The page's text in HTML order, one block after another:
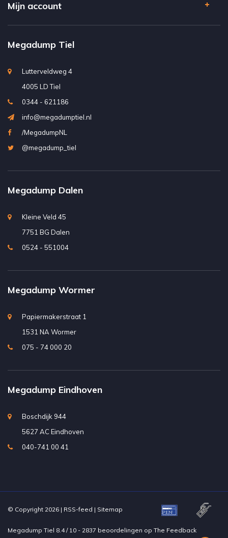
Mijn account
Megadump Tiel
Lutterveldweg 4
4005 LD Tiel
0344 - 621186
info@megadumptiel.nl
/MegadumpNL
@megadump_tiel
Megadump Dalen
Kleine Veld 45
7751 BG Dalen
0524 - 551004
Megadump Wormer
Papiermakerstraat 1
1531 NA Wormer
075 - 74 000 20
Megadump Eindhoven
Boschdijk 944
5627 AC Eindhoven
040-741 00 41
© Copyright 2026 | RSS-feed | Sitemap
Megadump Tiel 8.4/ 10 - 2837 beoordelingen op The Feedback